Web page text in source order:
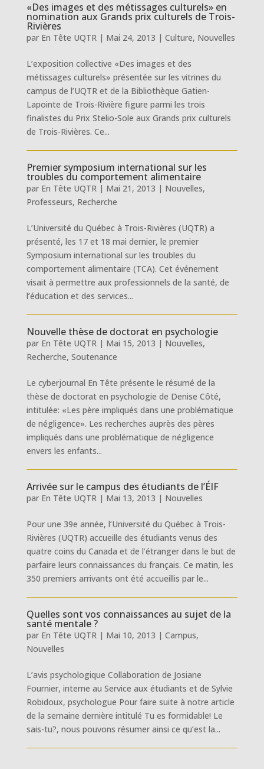
«Des images et des métissages culturels» en
nomination aux Grands prix culturels de Trois-
Rivières
par En Tête UQTR| Mai 24, 2013 | Culture, Nouvelles
L’exposition collective «Des images et des
métissages culturels» présentée sur les vitrines du
campus de l’UQTR et de la Bibliothèque Gatien-
Lapointe de Trois-Rivière figure parmi les trois
finalistes du Prix Stelio-Sole aux Grands prix culturels
de Trois-Rivières. Ce...
Premier symposium international sur les
troubles du comportement alimentaire
par En Tête UQTR| Mai 21, 2013 | Nouvelles,
Professeurs, Recherche
L’Université du Québec à Trois-Rivières (UQTR) a
présenté, les 17 et 18 mai dernier, le premier
Symposium international sur les troubles du
comportement alimentaire (TCA). Cet événement
visait à permettre aux professionnels de la santé, de
l’éducation et des services...
Nouvelle thèse de doctorat en psychologie
par En Tête UQTR| Mai 15, 2013 | Nouvelles,
Recherche, Soutenance
Le cyberjournal En Tête présente le résumé de la
thèse de doctorat en psychologie de Denise Côté,
intitulée: «Les père impliqués dans une problématique
de négligence». Les recherches auprès des pères
impliqués dans une problématique de négligence
envers les enfants...
Arrivée sur le campus des étudiants de l’ÉIF
par En Tête UQTR| Mai 13, 2013 | Nouvelles
Pour une 39e année, l’Université du Québec à Trois-
Rivières (UQTR) accueille des étudiants venus des
quatre coins du Canada et de l’étranger dans le but de
parfaire leurs connaissances du français. Ce matin, les
350 premiers arrivants ont été accueillis par le...
Quelles sont vos connaissances au sujet de la
santé mentale ?
par En Tête UQTR| Mai 10, 2013 | Campus,
Nouvelles
L’avis psychologique Collaboration de Josiane
Fournier, interne au Service aux étudiants et de Sylvie
Robidoux, psychologue Pour faire suite à notre article
de la semaine dernière intitulé Tu es formidable! Le
sais-tu?, nous pouvons résumer ainsi ce qu’est la...